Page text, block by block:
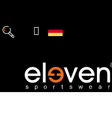
springen